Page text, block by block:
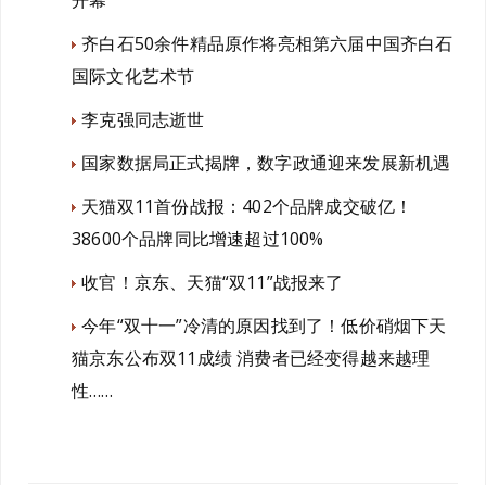
齐白石50余件精品原作将亮相第六届中国齐白石
国际文化艺术节
李克强同志逝世
国家数据局正式揭牌，数字政通迎来发展新机遇
天猫双11首份战报：402个品牌成交破亿！
38600个品牌同比增速超过100%
收官！京东、天猫“双11”战报来了
今年“双十一”冷清的原因找到了！低价硝烟下天
猫京东公布双11成绩 消费者已经变得越来越理
性……